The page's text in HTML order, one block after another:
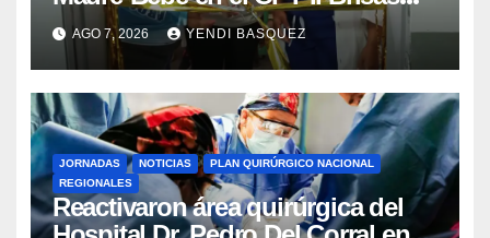
del Aeropuerto ​Inauguraron
Rincón
AGO 7, 2026 YENDI BASQUEZ
JORNADAS NOTICIAS
PLAN QUIRÚRGICO NACIONAL
REGIONALES
Reactivaron área quirúrgica del